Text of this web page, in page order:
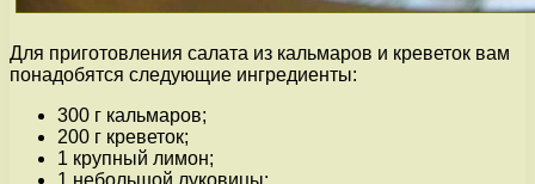
Для приготовления салата из кальмаров и креветок вам
понадобятся следующие ингредиенты:
300 г кальмаров;
200 г креветок;
1 крупный лимон;
1 небольшой луковицы;